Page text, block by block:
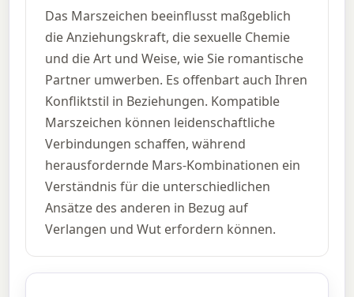
Das Marszeichen beeinflusst maßgeblich
die Anziehungskraft, die sexuelle Chemie
und die Art und Weise, wie Sie romantische
Partner umwerben. Es offenbart auch Ihren
Konfliktstil in Beziehungen. Kompatible
Marszeichen können leidenschaftliche
Verbindungen schaffen, während
herausfordernde Mars-Kombinationen ein
Verständnis für die unterschiedlichen
Ansätze des anderen in Bezug auf
Verlangen und Wut erfordern können.